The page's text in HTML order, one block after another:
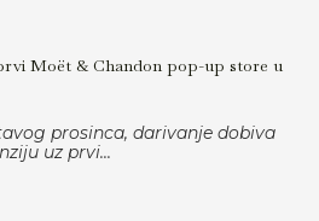
Moët & Chandon pop-up store u
prosinca, darivanje dobiva
uz prvi...